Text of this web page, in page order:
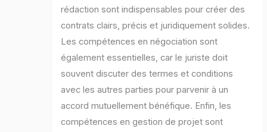
rédaction sont indispensables pour créer des
contrats clairs, précis et juridiquement solides.
Les compétences en négociation sont
également essentielles, car le juriste doit
souvent discuter des termes et conditions
avec les autres parties pour parvenir à un
accord mutuellement bénéfique. Enfin, les
compétences en gestion de projet sont